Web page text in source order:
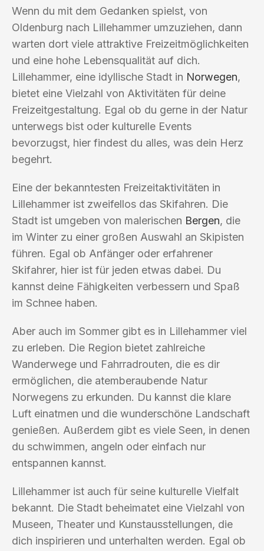
Wenn du mit dem Gedanken spielst, von
Oldenburg nach Lillehammer umzuziehen, dann
warten dort viele attraktive Freizeitmöglichkeiten
und eine hohe Lebensqualität auf dich.
Lillehammer, eine idyllische Stadt in Norwegen,
bietet eine Vielzahl von Aktivitäten für deine
Freizeitgestaltung. Egal ob du gerne in der Natur
unterwegs bist oder kulturelle Events
bevorzugst, hier findest du alles, was dein Herz
begehrt.
Eine der bekanntesten Freizeitaktivitäten in
Lillehammer ist zweifellos das Skifahren. Die
Stadt ist umgeben von malerischen Bergen, die
im Winter zu einer großen Auswahl an Skipisten
führen. Egal ob Anfänger oder erfahrener
Skifahrer, hier ist für jeden etwas dabei. Du
kannst deine Fähigkeiten verbessern und Spaß
im Schnee haben.
Aber auch im Sommer gibt es in Lillehammer viel
zu erleben. Die Region bietet zahlreiche
Wanderwege und Fahrradrouten, die es dir
ermöglichen, die atemberaubende Natur
Norwegens zu erkunden. Du kannst die klare
Luft einatmen und die wunderschöne Landschaft
genießen. Außerdem gibt es viele Seen, in denen
du schwimmen, angeln oder einfach nur
entspannen kannst.
Lillehammer ist auch für seine kulturelle Vielfalt
bekannt. Die Stadt beheimatet eine Vielzahl von
Museen, Theater und Kunstausstellungen, die
dich inspirieren und unterhalten werden. Egal ob